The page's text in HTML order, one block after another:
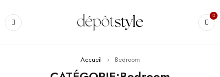
0
Accueil › Bedroom